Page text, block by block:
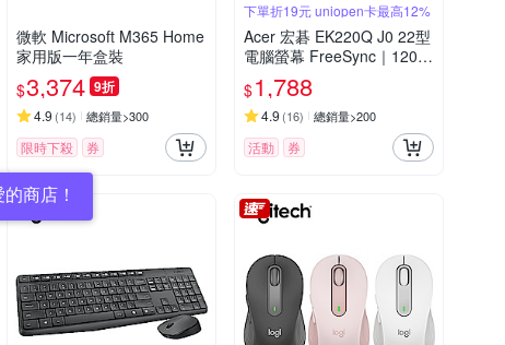
商店！
微軟 Microsoft M365 Home
家用版一年盒裝
$3,374 9折
4.9 (14) 總銷量>300
限時下殺 券
下單折19元 uniopen卡最高12%
Acer 宏碁 EK220Q J0 22型
電腦螢幕 FreeSync｜120hz
順暢畫面再提升
$1,788
4.9 (16) 總銷量>200
活動 券